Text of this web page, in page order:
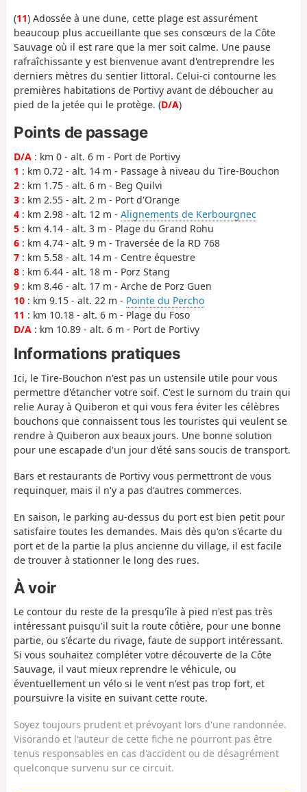
(11) Adossée à une dune, cette plage est assurément
beaucoup plus accueillante que ses consœurs de la Côte
Sauvage où il est rare que la mer soit calme. Une pause
rafraîchissante y est bienvenue avant d'entreprendre les
derniers mètres du sentier littoral. Celui-ci contourne les
premières habitations de Portivy avant de déboucher au
pied de la jetée qui le protège. (D/A)
Points de passage
D/A : km 0 - alt. 6 m - Port de Portivy
1 : km 0.72 - alt. 14 m - Passage à niveau du Tire-Bouchon
2 : km 1.75 - alt. 6 m - Beg Quilvi
3 : km 2.55 - alt. 2 m - Port d'Orange
4 : km 2.98 - alt. 12 m - Alignements de Kerbourgnec
5 : km 4.14 - alt. 3 m - Plage du Grand Rohu
6 : km 4.74 - alt. 9 m - Traversée de la RD 768
7 : km 5.58 - alt. 14 m - Centre équestre
8 : km 6.44 - alt. 18 m - Porz Stang
9 : km 8.46 - alt. 17 m - Arche de Porz Guen
10 : km 9.15 - alt. 22 m - Pointe du Percho
11 : km 10.18 - alt. 6 m - Plage du Foso
D/A : km 10.89 - alt. 6 m - Port de Portivy
Informations pratiques
Ici, le Tire-Bouchon n'est pas un ustensile utile pour vous
permettre d'étancher votre soif. C'est le surnom du train qui
relie Auray à Quiberon et qui vous fera éviter les célèbres
bouchons que connaissent tous les touristes qui veulent se
rendre à Quiberon aux beaux jours. Une bonne solution
pour une escapade d'un jour d'été sans soucis de transport.
Bars et restaurants de Portivy vous permettront de vous
requinquer, mais il n'y a pas d'autres commerces.
En saison, le parking au-dessus du port est bien petit pour
satisfaire toutes les demandes. Mais dès qu'on s'écarte du
port et de la partie la plus ancienne du village, il est facile
de trouver à stationner le long des rues.
À voir
Le contour du reste de la presqu'île à pied n'est pas très
intéressant puisqu'il suit la route côtière, pour une bonne
partie, ou s'écarte du rivage, faute de support intéressant.
Si vous souhaitez compléter votre découverte de la Côte
Sauvage, il vaut mieux reprendre le véhicule, ou
éventuellement un vélo si le vent n'est pas trop fort, et
poursuivre la visite en suivant cette route.
Soyez toujours prudent et prévoyant lors d'une randonnée.
Visorando et l'auteur de cette fiche ne pourront pas être
tenus responsables en cas d'accident ou de désagrément
quelconque survenu sur ce circuit.